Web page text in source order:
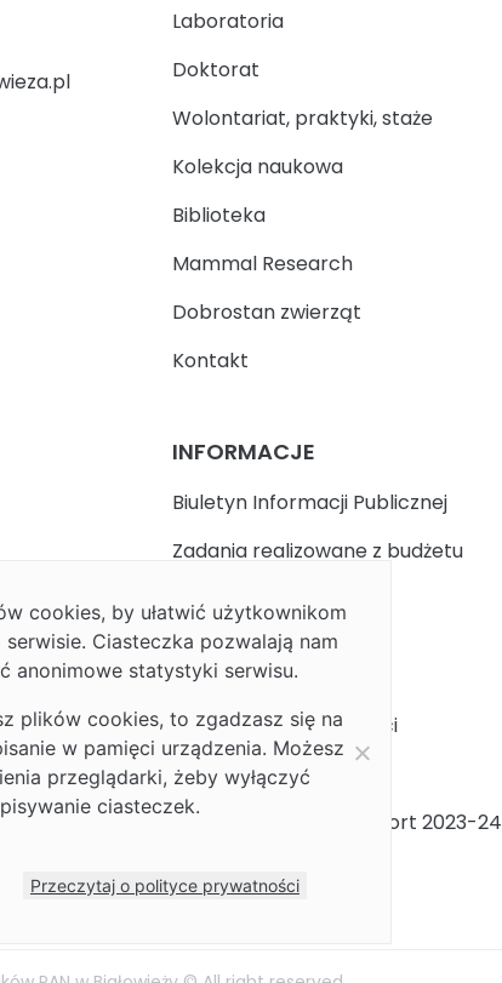
Laboratoria
Doktorat
Wolontariat, praktyki, staże
Kolekcja naukowa
Biblioteka
Mammal Research
Dobrostan zwierząt
Kontakt
INFORMACJE
Biuletyn Informacji Publicznej
Zadania realizowane z budżetu
Facebook
Polityka prywatności
Deklaracja dostępności
Plan Równości Płci
Plan Równości Płci Raport 2023-24
cookies, by ułatwić użytkownikom
Ciasteczka pozwalają nam
anonimowe statystyki serwisu.
plików cookies, to zgadzasz się na
w pamięci urządzenia. Możesz
przeglądarki, żeby wyłączyć
ciasteczek.
Przeczytaj o polityce prywatności